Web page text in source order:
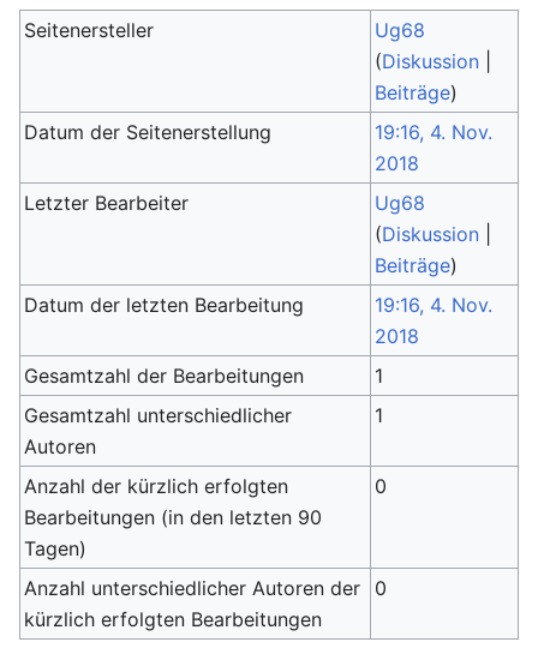
Seitenersteller
Ug68
(Diskussion
Beiträge)
Datum der Seitenerstellung
19:16, 4. Nov.
2018
Letzter Bearbeiter
Ug68
(Diskussion
Beiträge)
Datum der letzten Bearbeitung
19:16, 4. Nov.
2018
Gesamtzahl der Bearbeitungen
1
Gesamtzahl unterschiedlicher
Autoren
1
Anzahl der kürzlich erfolgten
Bearbeitungen (in den letzten 90
Tagen)
0
Anzahl unterschiedlicher Autoren der
kürzlich erfolgten Bearbeitungen
0